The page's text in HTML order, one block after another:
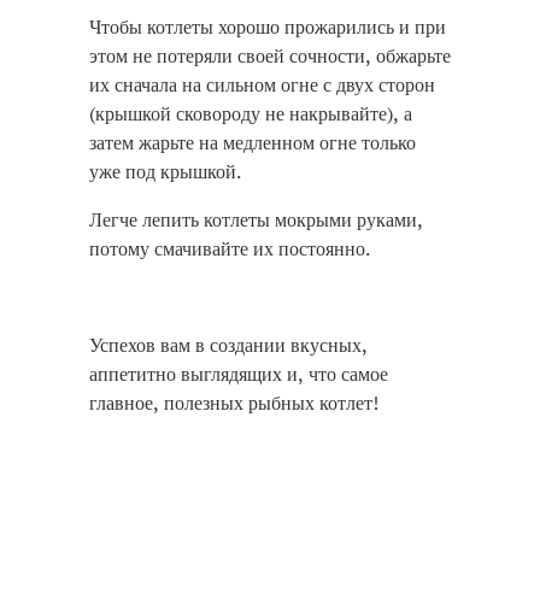
Чтобы котлеты хорошо прожарились и при
этом не потеряли своей сочности, обжарьте
их сначала на сильном огне с двух сторон
(крышкой сковороду не накрывайте), а
затем жарьте на медленном огне только
уже под крышкой.
Легче лепить котлеты мокрыми руками,
потому смачивайте их постоянно.
Успехов вам в создании вкусных,
аппетитно выглядящих и, что самое
главное, полезных рыбных котлет!